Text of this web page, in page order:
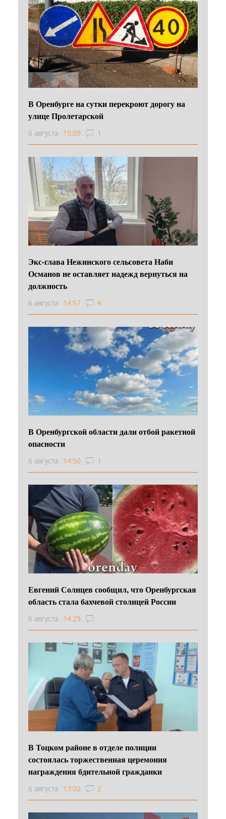
В Оренбурге на сутки перекроют дорогу на
улице Пролетарской
6 августа 15:09 1
Экс-глава Нежинского сельсовета Наби
Османов не оставляет надежд вернуться на
должность
6 августа 14:57 4
В Оренбургской области дали отбой ракетной
опасности
6 августа 14:50 1
Евгений Солнцев сообщил, что Оренбургская
область стала бахчевой столицей России
6 августа 14:29
В Тоцком районе в отделе полиции
состоялась торжественная церемония
награждения бдительной гражданки
6 августа 13:02 2